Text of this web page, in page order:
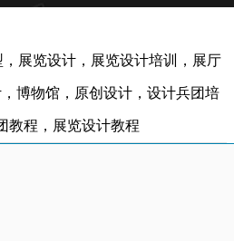
展览设计，展览设计培训，展厅
博物馆，原创设计，设计兵团培
教程，展览设计教程